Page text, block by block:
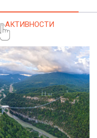
АКТИВНОСТИ